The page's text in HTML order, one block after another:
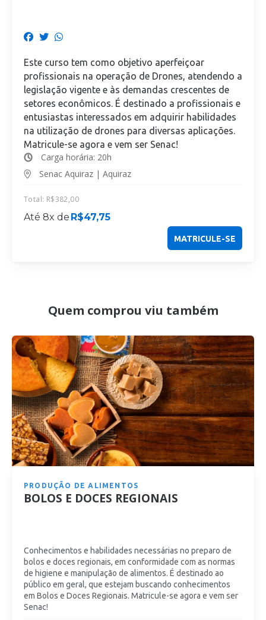
Este curso tem como objetivo aperfeiçoar
profissionais na operação de Drones, atendendo a
legislação vigente e às demandas crescentes de
setores econômicos. É destinado a profissionais e
entusiastas interessados em adquirir habilidades
na utilização de drones para diversas aplicações.
Matricule-se agora e vem ser Senac!
Carga horária: 20h
Senac Aquiraz | Aquiraz
Total: R$382,00
Até 8x de R$47,75
MATRICULE-SE
Quem comprou viu também
PRODUÇÃO DE ALIMENTOS
BOLOS E DOCES REGIONAIS
Conhecimentos e habilidades necessárias no preparo de
bolos e doces regionais, em conformidade com as normas
de higiene e manipulação de alimentos. É destinado ao
público em geral, que estejam buscando conhecimentos
em Bolos e Doces Regionais. Matricule-se agora e vem ser
Senac!